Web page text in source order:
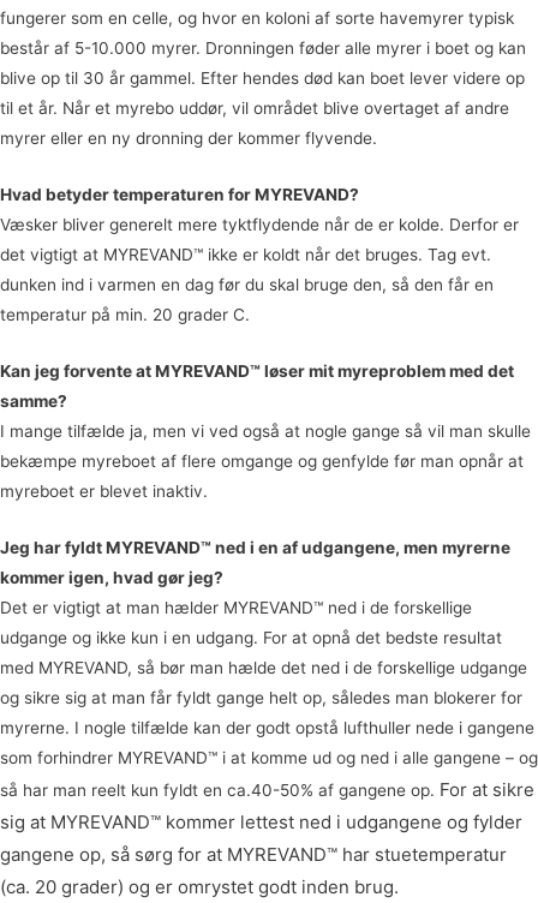
fungerer som en celle, og hvor en koloni af sorte havemyrer typisk
består af 5-10.000 myrer. Dronningen føder alle myrer i boet og kan
blive op til 30 år gammel. Efter hendes død kan boet lever videre op
til et år. Når et myrebo uddør, vil området blive overtaget af andre
myrer eller en ny dronning der kommer flyvende.
Hvad betyder temperaturen for MYREVAND?
Væsker bliver generelt mere tyktflydende når de er kolde. Derfor er
det vigtigt at MYREVAND™ ikke er koldt når det bruges. Tag evt.
dunken ind i varmen en dag før du skal bruge den, så den får en
temperatur på min. 20 grader C.
Kan jeg forvente at MYREVAND™ løser mit myreproblem med det
samme?
I mange tilfælde ja, men vi ved også at nogle gange så vil man skulle
bekæmpe myreboet af flere omgange og genfylde før man opnår at
myreboet er blevet inaktiv.
Jeg har fyldt MYREVAND™ ned i en af udgangene, men myrerne
kommer igen, hvad gør jeg?
Det er vigtigt at man hælder MYREVAND™ ned i de forskellige
udgange og ikke kun i en udgang. For at opnå det bedste resultat
med MYREVAND, så bør man hælde det ned i de forskellige udgange
og sikre sig at man får fyldt gange helt op, således man blokerer for
myrerne. I nogle tilfælde kan der godt opstå lufthuller nede i gangene
som forhindrer MYREVAND™ i at komme ud og ned i alle gangene – og
så har man reelt kun fyldt en ca.40-50% af gangene op. For at sikre
sig at MYREVAND™ kommer lettest ned i udgangene og fylder
gangene op, så sørg for at MYREVAND™ har stuetemperatur
(ca. 20 grader) og er omrystet godt inden brug.